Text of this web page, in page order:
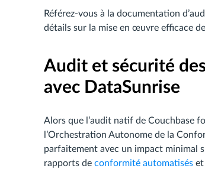
Référez-vous à la documentation
détails sur la mise en œuvre efficace
Audit et sécurité
avec DataSunrise
Alors que l’audit natif de Couchbase
l’Orchestration Autonome de la
parfaitement avec un impact minimal
rapports de conformité automatisés et